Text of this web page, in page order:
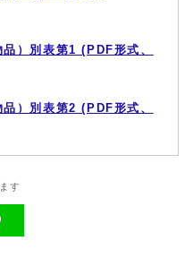
）別表第1 (PDF形式、
）別表第2 (PDF形式、
す